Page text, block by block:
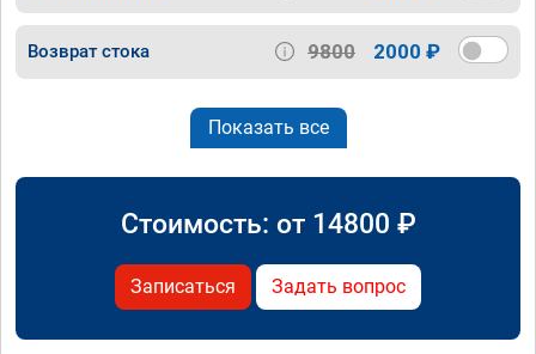
Возврат стока 9800 2000 ₽
Показать все
Стоимость: от 14800 ₽
Записаться Задать вопрос